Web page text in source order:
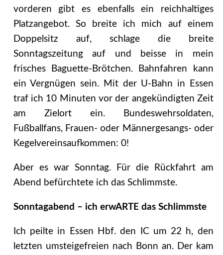
vorderen gibt es ebenfalls ein reichhaltiges
Platzangebot. So breite ich mich auf einem
Doppelsitz auf, schlage die breite
Sonntagszeitung auf und beisse in mein
frisches Baguette-Brötchen. Bahnfahren kann
ein Vergnügen sein. Mit der U-Bahn in Essen
traf ich 10 Minuten vor der angekündigten Zeit
am Zielort ein. Bundeswehrsoldaten,
Fußballfans, Frauen- oder Männergesangs- oder
Kegelvereinsaufkommen: 0!
Aber es war Sonntag. Für die Rückfahrt am
Abend befürchtete ich das Schlimmste.
Sonntagabend – ich erwARTE das Schlimmste
Ich peilte in Essen Hbf. den IC um 22 h, den
letzten umsteigefreien nach Bonn an. Der kam